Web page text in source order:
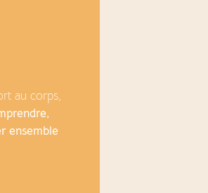
au corps,
ensemble